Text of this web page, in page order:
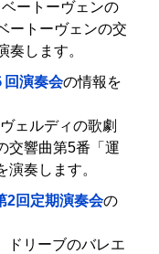
ートーヴェンの
ートーヴェンの交
奏します。
演奏会の情報を
ェルディの歌劇
交響曲第5番「運
奏します。
2回定期演奏会の
リーブのバレエ